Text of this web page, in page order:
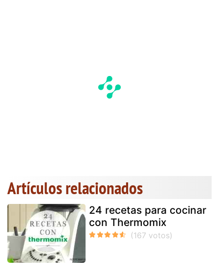
Artículos relacionados
24 recetas para cocinar
con Thermomix